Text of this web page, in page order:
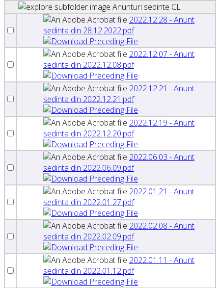
Anunturi sedinte CL
2022.12.28 - Anunt
sedinta din 28.12.2022.pdf
2022.12.07 - Anunt
sedinta din 2022.12.08.pdf
2022.12.21 - Anunt
sedinta din 2022.12.21.pdf
2022.12.19 - Anunt
sedinta din 2022.12.20.pdf
2022.06.03 - Anunt
sedinta din 2022.06.09.pdf
2022.01.21 - Anunt
sedinta din 2022.01.27.pdf
2022.02.08 - Anunt
sedinta din 2022.02.09.pdf
2022.01.11 - Anunt
sedinta din 2022.01.12.pdf